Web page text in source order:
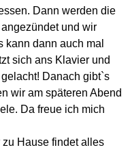
Dann werden die
und wir
kann dann auch mal
sich ans Klavier und
Danach gibt`s
wir am späteren Abend
Da freue ich mich
zu Hause findet alles